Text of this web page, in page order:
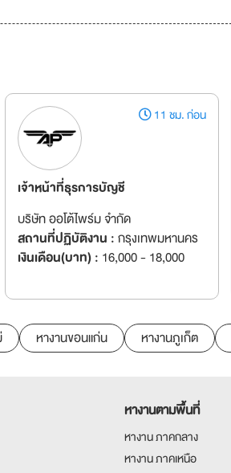
11 ชม. ก่อน
เจ้าหน้าที่ธุรการบัญชี
บริษัท ออโต้ไพร์ม จำกัด
สถานที่ปฏิบัติงาน :กรุงเทพมหานคร
เงินเดือน(บาท) : 16,000 - 18,000
หางานขอนแก่น หางานภูเก็ต
หางานตามพื้นที่
หางาน ภาคกลาง
หางาน ภาคเหนือ